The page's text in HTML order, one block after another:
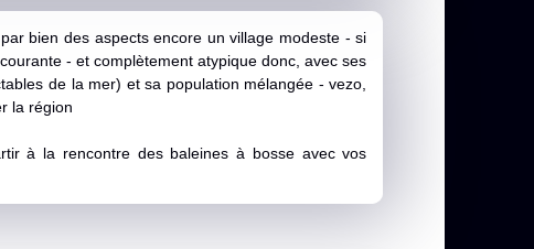
bien des aspects encore un village modeste - si
- et complètement atypique donc, avec ses
de la mer) et sa population mélangée - vezo,
la région
à la rencontre des baleines à bosse avec vos